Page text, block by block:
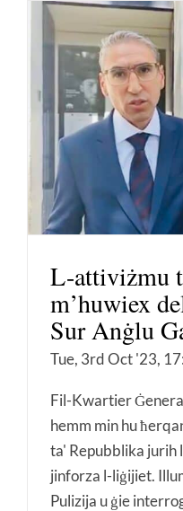
L-attiviżmu
m’huwiex
Sur Anġlu
Tue, 3rd Oct '23,
Fil-Kwartier
hemm min hu
ta' Repubblika jurih
jinforza l-liġijiet.
Pulizija u ġie